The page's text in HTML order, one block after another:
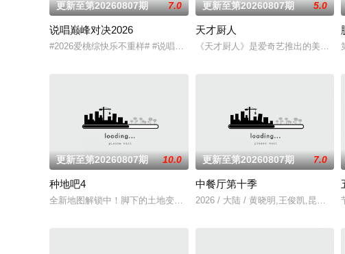
更新至第20260807期 7.0
说唱巅峰对决2026
#2026爱桃综快乐不重样# #说唱十周年巅峰对决#全新升级归来，这次不
更新至第20260807期 5.0
天才厨人
《天才厨人》是爱奇艺推出的美食
更新至第20260807期 10.0
种地吧4
全新地图解锁中！脚下的土地变了，但十个勤天那份“想把地种好”的滚烫
更新至第20260807期 7.0
中餐厅第十季
2026 / 大陆 / 黄晓明,王俊凯,昆凌,靳